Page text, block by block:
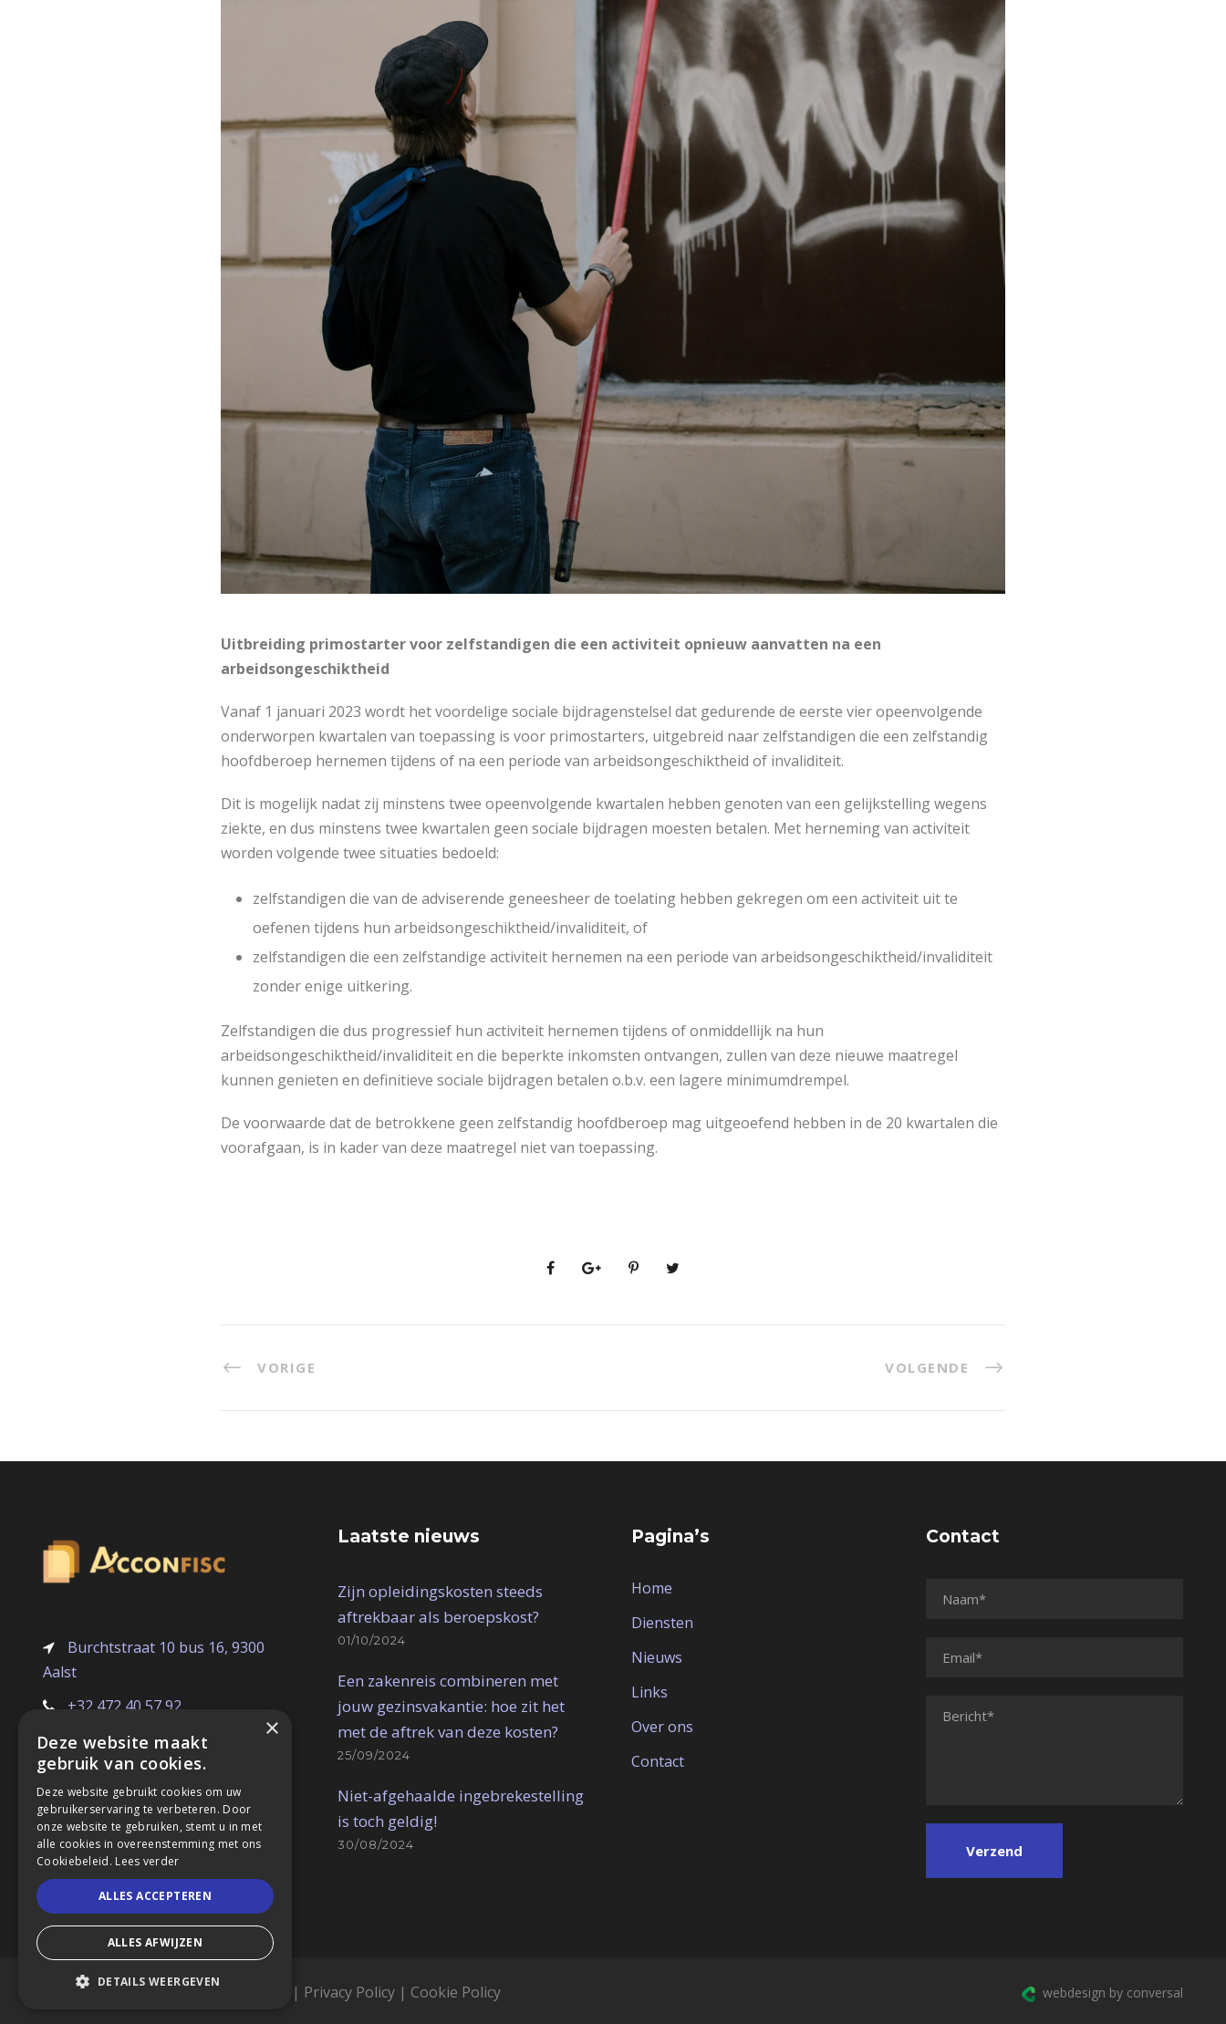
Uitbreiding primostarter voor zelfstandigen die een activiteit opnieuw aanvatten na een
arbeidsongeschiktheid
Vanaf 1 januari 2023 wordt het voordelige sociale bijdragenstelsel dat gedurende de eerste vier opeenvolgende
onderworpen kwartalen van toepassing is voor primostarters, uitgebreid naar zelfstandigen die een zelfstandig
hoofdberoep hernemen tijdens of na een periode van arbeidsongeschiktheid of invaliditeit.
Dit is mogelijk nadat zij minstens twee opeenvolgende kwartalen hebben genoten van een gelijkstelling wegens
ziekte, en dus minstens twee kwartalen geen sociale bijdragen moesten betalen. Met herneming van activiteit
worden volgende twee situaties bedoeld:
zelfstandigen die van de adviserende geneesheer de toelating hebben gekregen om een activiteit uit te
oefenen tijdens hun arbeidsongeschiktheid/invaliditeit, of
zelfstandigen die een zelfstandige activiteit hernemen na een periode van arbeidsongeschiktheid/invaliditeit
zonder enige uitkering.
Zelfstandigen die dus progressief hun activiteit hernemen tijdens of onmiddellijk na hun
arbeidsongeschiktheid/invaliditeit en die beperkte inkomsten ontvangen, zullen van deze nieuwe maatregel
kunnen genieten en definitieve sociale bijdragen betalen o.b.v. een lagere minimumdrempel.
De voorwaarde dat de betrokkene geen zelfstandig hoofdberoep mag uitgeoefend hebben in de 20 kwartalen die
voorafgaan, is in kader van deze maatregel niet van toepassing.
VORIGE VOLGENDE
Burchtstraat 10 bus 16, 9300
Aalst
+32 472 40 57 92
dimitri@acconfisc.be
BE 0686.785.932
Fiscaal accountant ITAA 10.760.633
Laatste nieuws
Zijn opleidingskosten steeds
aftrekbaar als beroepskost?
01/10/2024
Een zakenreis combineren met
jouw gezinsvakantie: hoe zit het
met de aftrek van deze kosten?
25/09/2024
Niet-afgehaalde ingebrekestelling
is toch geldig!
30/08/2024
Pagina’s
Home
Diensten
Nieuws
Links
Over ons
Contact
Contact
Copyright 2019, Acconfisc | | Privacy Policy | Cookie Policy webdesign by conversal
×
Deze website maakt
gebruik van cookies.
Deze website gebruikt cookies om uw
gebruikerservaring te verbeteren. Door
onze website te gebruiken, stemt u in met
alle cookies in overeenstemming met ons
Cookiebeleid. Lees verder
ALLES ACCEPTEREN
ALLES AFWIJZEN
DETAILS WEERGEVEN